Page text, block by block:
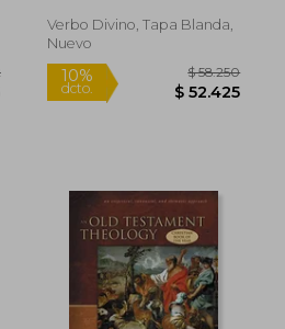
$ 78.306
Garc&Iacute;A
Mart&Iacute;Nez; Miguel
P&Eacute;Rez
Fern&Aacute;Ndez
Verbo Divino, Tapa Blanda,
Nuevo